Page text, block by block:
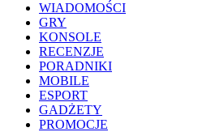
WIADOMOŚCI
GRY
KONSOLE
RECENZJE
PORADNIKI
MOBILE
ESPORT
GADŻETY
PROMOCJE